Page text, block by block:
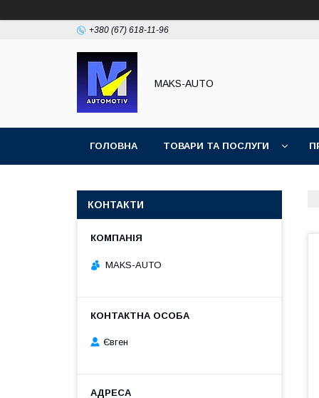
+380 (67) 618-11-96
MAKS-AUTO
ГОЛОВНА ТОВАРИ ТА ПОСЛУГИ
КОНТАКТИ
MAKS-AUTO
Євген